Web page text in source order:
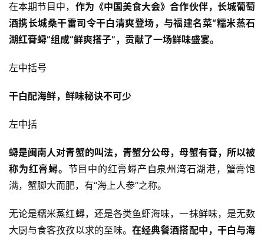
在本期节目中， 作为《中国美食大会》合作伙伴，长城葡萄
酒携长城桑干雷司令干白清爽登场，与福建名菜“糯米蒸石
湖红膏蟳”组成“鲜爽搭子”，贡献了一场鲜味盛宴。
左中括号
干白配海鲜，鲜味秘诀不可少
左中括
蟳是闽南人对青蟹的叫法，青蟹分公母，母蟹有膏，所以被
称为红膏蟳。 节目中的红膏蟳产自泉州湾石湖港，蟹膏饱
满，蟹脚大而肥，有“海上人参”之称。
无论是糯米蒸红蟳，还是各类鱼虾海味，一抹鲜味，是无数
大厨与食客孜孜以求的至味。在经典餐酒搭配中，干白与海